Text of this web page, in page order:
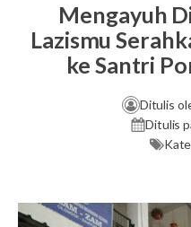
Mengayuh
Lazismu
ke Santri
Ditulis
Ditulis